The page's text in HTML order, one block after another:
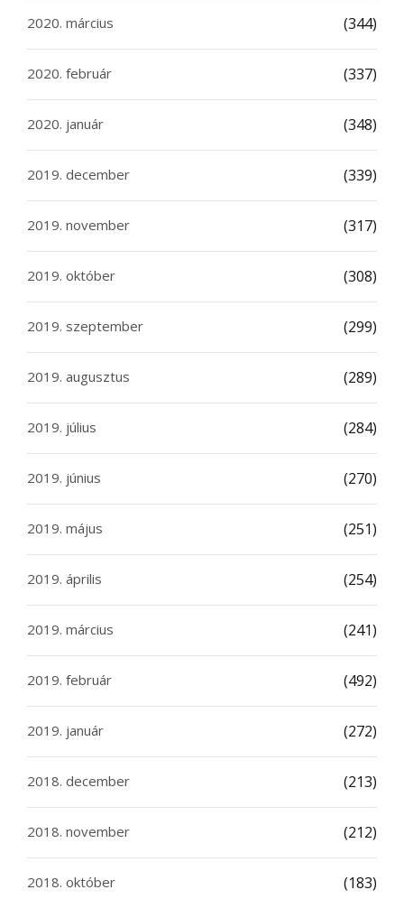
2020. március (344)
2020. február (337)
2020. január (348)
2019. december (339)
2019. november (317)
2019. október (308)
2019. szeptember (299)
2019. augusztus (289)
2019. július (284)
2019. június (270)
2019. május (251)
2019. április (254)
2019. március (241)
2019. február (492)
2019. január (272)
2018. december (213)
2018. november (212)
2018. október (183)